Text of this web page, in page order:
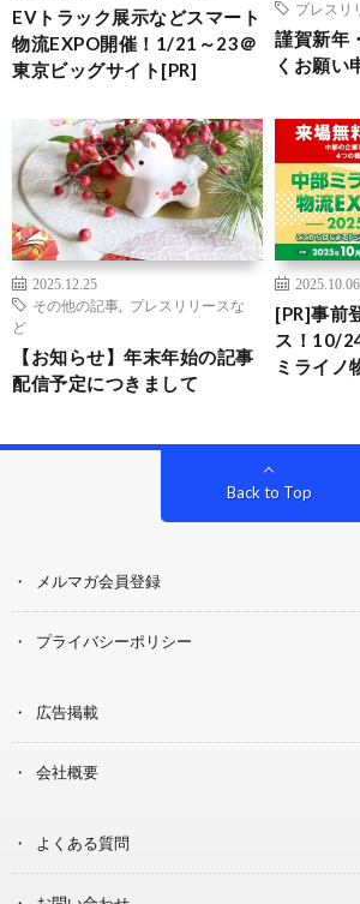
EVトラック展示などスマート
物流EXPO開催！1/21～23＠
東京ビッグサイト[PR]
プレスリ
謹賀新年
くお願い
2025.12.25
その他の記事
プレスリリースな
ど
【お知らせ】年末年始の記事
配信予定につきまして
2025.10.06
[PR]事前
ス！10/
ミライノ
Back to Top
メルマガ会員登録
プライバシーポリシー
広告掲載
会社概要
よくある質問